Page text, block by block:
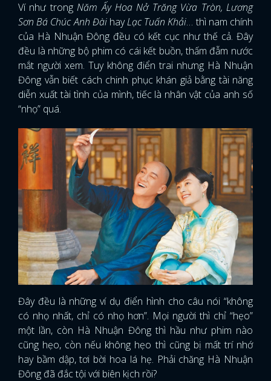
Ví như trongNăm Ấy Hoa Nở Trăng Vừa Tròn, Lương
Sơn Bá Chúc Anh Đài hayLạc Tuấn Khải… thì nam chính
của Hà Nhuận Đông đều có kết cục như thế cả. Đây
đều là những bộ phim có cái kết buồn, thấm đẫm nước
mắt người xem. Tuy không điển trai nhưng Hà Nhuận
Đông vẫn biết cách chinh phục khán giả bằng tài năng
diễn xuất tài tình của mình, tiếc là nhân vật của anh số
“nhọ” quá.
Đây đều là những ví dụ điển hình cho câu nói “không
có nhọ nhất, chỉ có nhọ hơn”. Mọi người thì chỉ “hẹo”
một lần, còn Hà Nhuận Đông thì hầu như phim nào
cũng hẹo, còn nếu không hẹo thì cũng bị mất trí nhớ
hay bầm dập, tơi bời hoa lá hẹ. Phải chăng Hà Nhuận
Đông đã đắc tội với biên kịch rồi?